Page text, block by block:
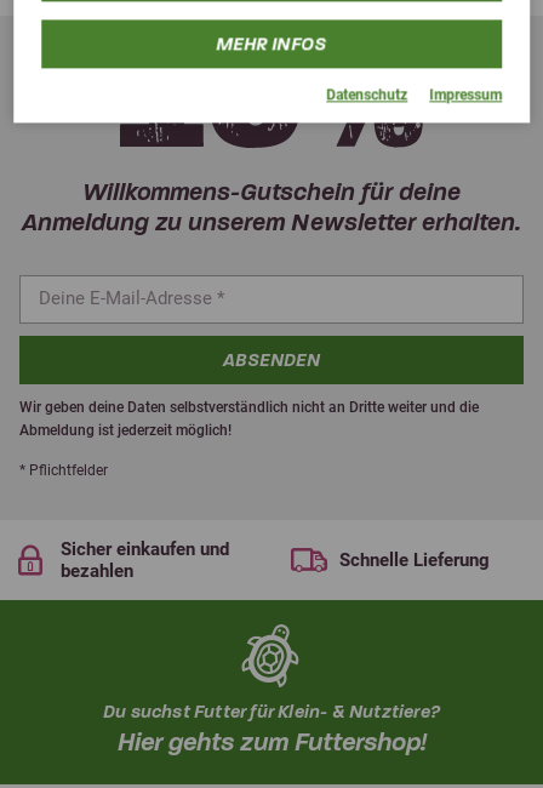
MEHR INFOS
Datenschutz Impressum
Willkommens-Gutschein für deine
Anmeldung zu unserem Newsletter erhalten.
ABSENDEN
Wir geben deine Daten selbstverständlich nicht an Dritte weiter und die
Abmeldung ist jederzeit möglich!
* Pflichtfelder
Sicher einkaufen und
bezahlen
Schnelle Lieferung
Du suchst Futter für Klein- & Nutztiere?
Hier gehts zum Futtershop!